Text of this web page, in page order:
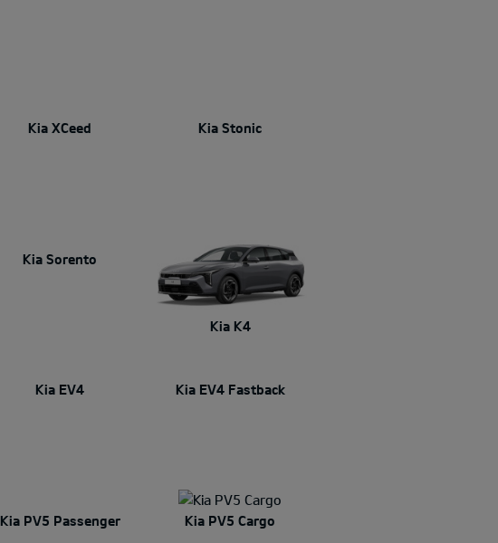
Kia XCeed Kia Stonic
Kia Sorento
Kia K4
Kia EV4 Kia EV4 Fastback
Kia PV5 Passenger Kia PV5 Cargo